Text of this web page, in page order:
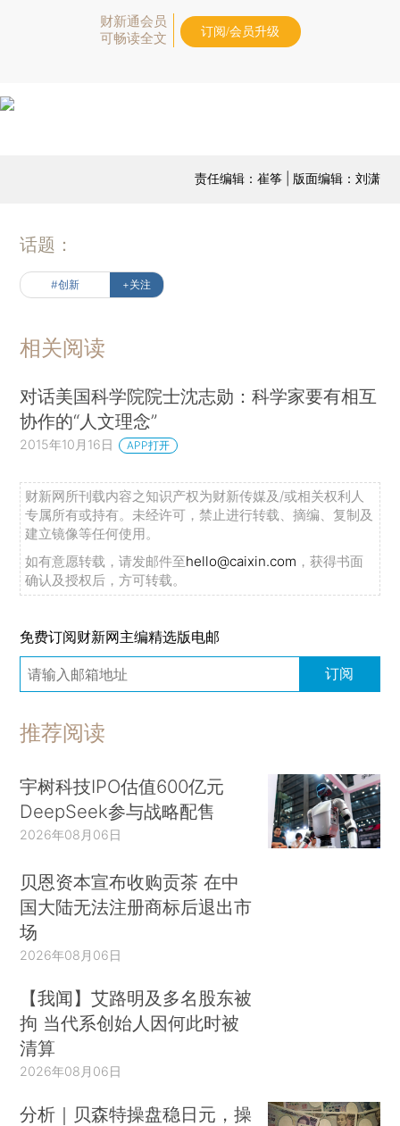
财新通会员
可畅读全文
订阅/会员升级
责任编辑：崔筝 | 版面编辑：刘潇
话题：
#创新 +关注
相关阅读
对话美国科学院院士沈志勋：科学家要有相互
协作的“人文理念”
2015年10月16日 APP打开
财新网所刊载内容之知识产权为财新传媒及/或相关权利人
专属所有或持有。未经许可，禁止进行转载、摘编、复制及
建立镜像等任何使用。
如有意愿转载，请发邮件至hello@caixin.com ，获得书面
确认及授权后，方可转载。
免费订阅财新网主编精选版电邮
订阅
推荐阅读
宇树科技IPO估值600亿元
DeepSeek参与战略配售
2026年08月06日
贝恩资本宣布收购贡茶 在中
国大陆无法注册商标后退出市
场
2026年08月06日
【我闻】艾路明及多名股东被
拘 当代系创始人因何此时被
清算
2026年08月06日
分析｜贝森特操盘稳日元，操